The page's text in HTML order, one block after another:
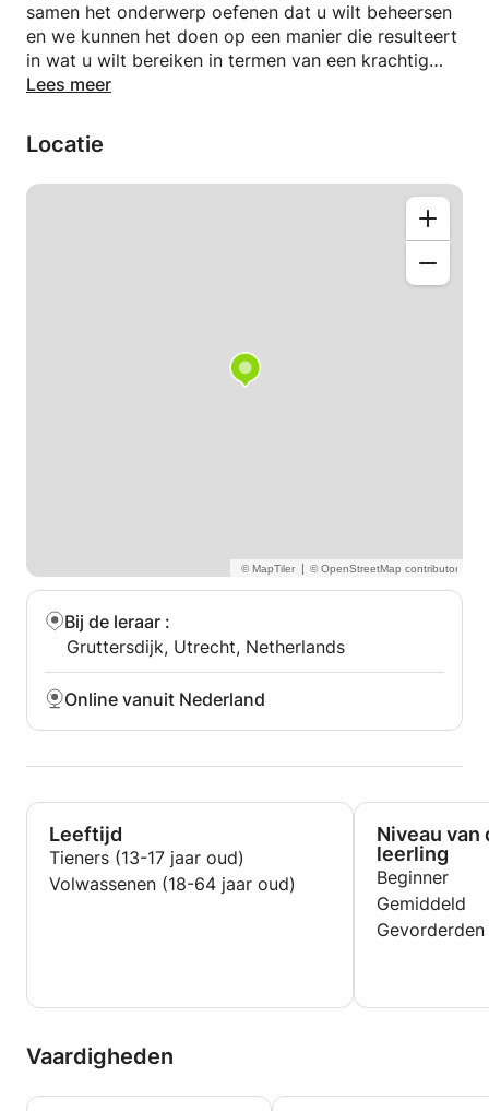
samen het onderwerp oefenen dat u wilt beheersen
en we kunnen het doen op een manier die resulteert
in wat u wilt bereiken in termen van een krachtig
begrip van biologieklassen met hogere cijfers of hoe
hoger onderwijs.
Mijn onderwijsaanpak is gebaseerd op zelfmotivatie,
doorzettingsvermogen, verantwoordelijkheid voor
de studie, nieuwsgierigheid en een sterke wil om te
leren. Hiermee zou het leerproces gemakkelijk voor
kunt oplossen met uw uitgebreide kennis van de
Lees meer
Locatie
|
Bij de leraar :
Gruttersdijk, Utrecht, Netherlands
Online vanuit Nederland
Leeftijd
Tieners (13-17 jaar oud)
Volwassenen (18-64 jaar oud)
Niveau van
leerling
Beginner
Gemiddeld
Gevorderden
Vaardigheden